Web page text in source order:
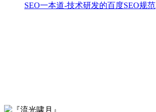
SEO一本道-技术研发的百度SEO规范